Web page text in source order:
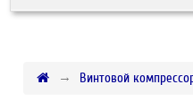
Винтовой